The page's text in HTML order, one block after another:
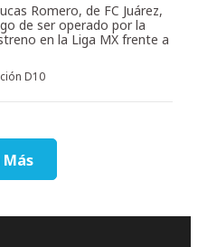
Romero, de FC Juárez,
de ser operado por la
en la Liga MX frente a
D10
Más